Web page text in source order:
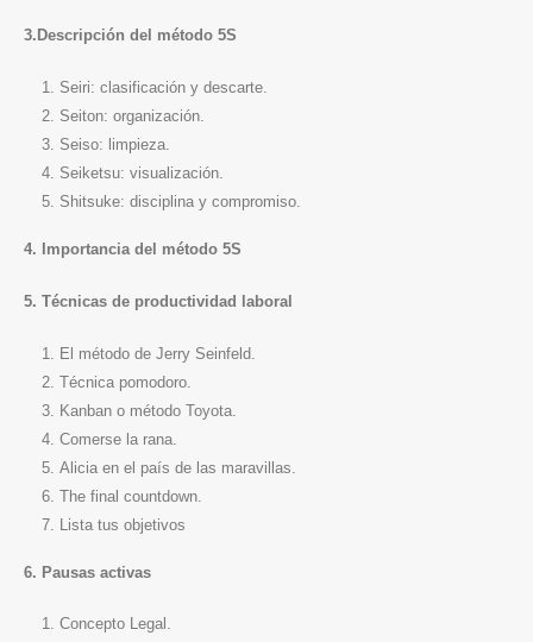
3.Descripción del método 5S
Seiri: clasificación y descarte.
Seiton: organización.
Seiso: limpieza.
Seiketsu: visualización.
Shitsuke: disciplina y compromiso.
4. Importancia del método 5S
5. Técnicas de productividad laboral
El método de Jerry Seinfeld.
Técnica pomodoro.
Kanban o método Toyota.
Comerse la rana.
Alicia en el país de las maravillas.
The final countdown.
Lista tus objetivos
6. Pausas activas
Concepto Legal.